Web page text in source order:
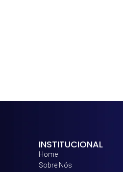
INSTITUCIONAL
Home
Sobre Nós